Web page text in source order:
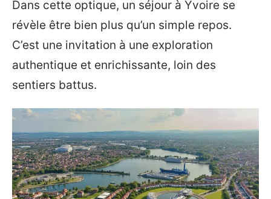
Dans cette optique, un séjour à Yvoire se
révèle être bien plus qu’un simple repos.
C’est une invitation à une exploration
authentique et enrichissante, loin des
sentiers battus.